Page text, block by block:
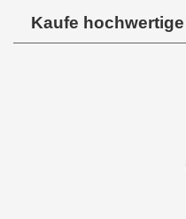
Kaufe